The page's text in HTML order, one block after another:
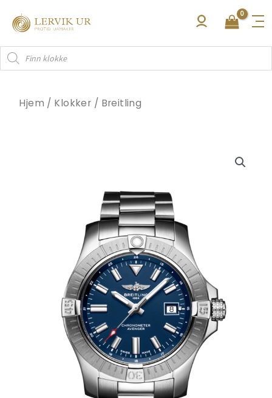
rett
innholdet
Products
search
Hjem / Klokker / Breitling